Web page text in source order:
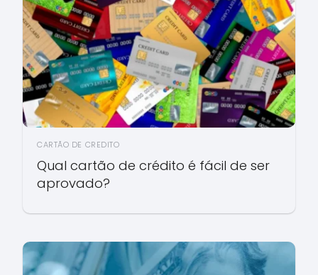
CARTÃO DE CREDITO
Qual cartão de crédito é fácil de ser
aprovado?